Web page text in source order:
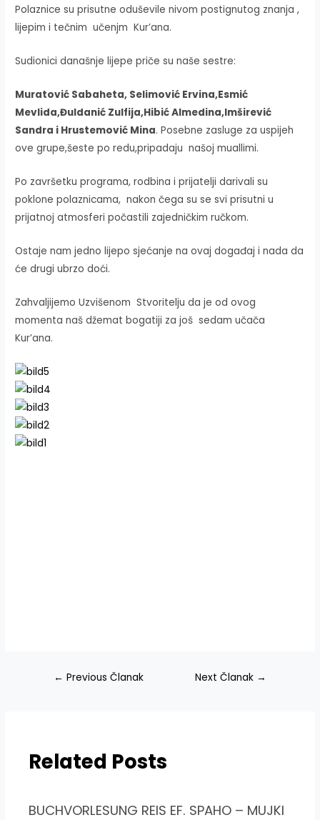
Polaznice su prisutne oduševile nivom postignutog znanja ,
lijepim i tečnim učenjm Kur’ana.
Sudionici današnje lijepe priče su naše sestre:
Muratović Sabaheta, Selimović Ervina,Esmić
Mevlida,Đuldanić Zulfija,Hibić Almedina,Imširević
Sandra i Hrustemović Mina. Posebne zasluge za uspijeh
ove grupe,šeste po redu,pripadaju našoj muallimi.
Po završetku programa, rodbina i prijatelji darivali su
poklone polaznicama, nakon čega su se svi prisutni u
prijatnoj atmosferi počastili zajedničkim ručkom.
Ostaje nam jedno lijepo sjećanje na ovaj događaj i nada da
će drugi ubrzo doći.
Zahvaljijemo Uzvišenom Stvoritelju da je od ovog
momenta naš džemat bogatiji za još sedam učača
Kur’ana.
Navigacija
← Previous Članak Next Članak →
Related Posts
BUCHVORLESUNG REIS EF. SPAHO – MUJKI